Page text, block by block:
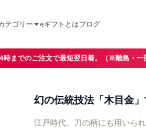
テゴリー eギフトとはブログ
時までのご注文で最短翌日着。（※離島・一
幻の伝統技法「木目金
江戸時代、刀の柄にも用いら